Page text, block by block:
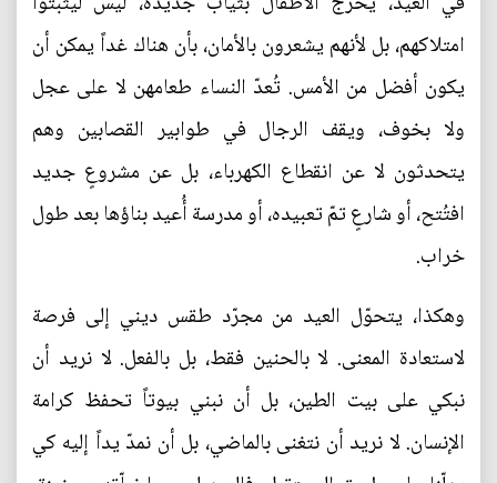
امتلاكهم، بل لأنهم يشعرون بالأمان، بأن هناك غداً يمكن أن
يكون أفضل من الأمس. تُعدّ النساء طعامهن لا على عجل
ولا بخوف، ويقف الرجال في طوابير القصابين وهم
يتحدثون لا عن انقطاع الكهرباء، بل عن مشروعٍ جديد
افتُتح، أو شارعٍ تمّ تعبيده، أو مدرسة أُعيد بناؤها بعد طول
خراب.
وهكذا، يتحوّل العيد من مجرّد طقس ديني إلى فرصة
لاستعادة المعنى. لا بالحنين فقط، بل بالفعل. لا نريد أن
نبكي على بيت الطين، بل أن نبني بيوتاً تحفظ كرامة
الإنسان. لا نريد أن نتغنى بالماضي، بل أن نمدّ يداً إليه كي